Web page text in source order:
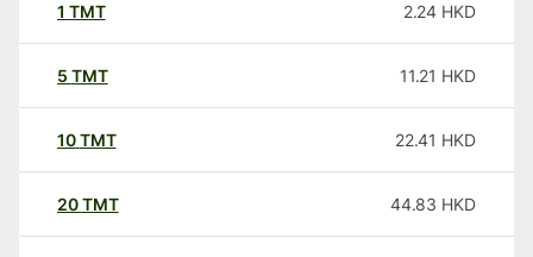
1 TMT 2.24 HKD
5 TMT 11.21 HKD
10TMT 22.41 HKD
20TMT 44.83 HKD